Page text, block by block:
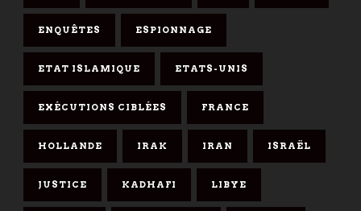
ENQUÊTES ESPIONNAGE
ETAT ISLAMIQUE ETATS-UNIS
EXÉCUTIONS CIBLÉES FRANCE
HOLLANDE IRAK IRAN ISRAËL
JUSTICE KADHAFI LIBYE